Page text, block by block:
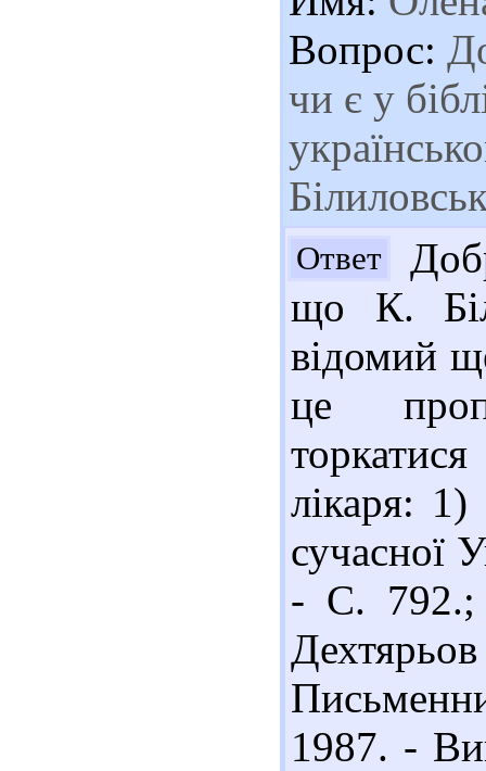
Вопрос:
чи є у
Ответ
що К.
відомий
це
лікаря:
сучасної
- С. 792.;
1987. -